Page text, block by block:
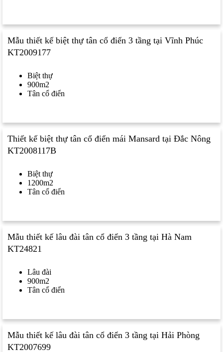
Mẫu thiết kế biệt thự tân cổ điển 3 tầng tại Vĩnh Phúc
KT2009177
Biệt thự
900m2
Tân cổ điển
Thiết kế biệt thự tân cổ điển mái Mansard tại Đắc Nông
KT2008117B
Biệt thự
1200m2
Tân cổ điển
Mẫu thiết kế lâu đài tân cổ điển 3 tầng tại Hà Nam
KT24821
Lâu đài
900m2
Tân cổ điển
Mẫu thiết kế lâu đài tân cổ điển 3 tầng tại Hải Phòng
KT2007699